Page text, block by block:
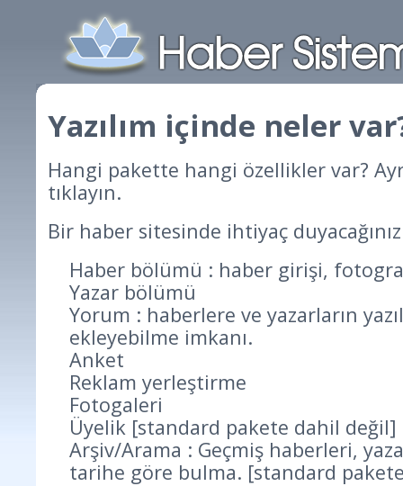
Yazılım içinde neler
Hangi pakette hangi özellikler var?
tıklayın.
Bir haber sitesinde ihtiyaç
Haber bölümü : haber girişi,
Yazar bölümü
Yorum : haberlere ve yazarların
ekleyebilme imkanı.
Anket
Reklam yerleştirme
Fotogaleri
Üyelik [standard pakete dahil değil]
Arşiv/Arama : Geçmiş haberleri,
tarihe göre bulma. [standard